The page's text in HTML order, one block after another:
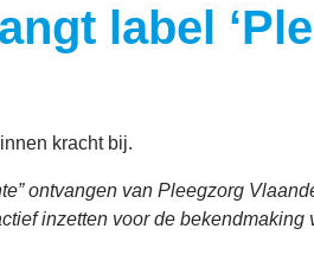
label
kracht bij.
ontvangen van Pleegzorg
inzetten voor de bekendmaking